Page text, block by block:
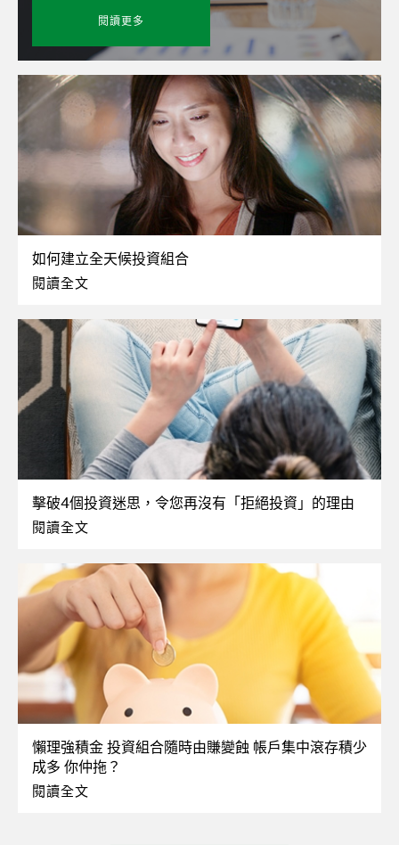
閱讀更多
如何建立全天候投資組合
閱讀全文
擊破4個投資迷思，令您再沒有「拒絕投資」的理由
閱讀全文
懶理強積金 投資組合隨時由賺變蝕 帳戶集中滾存積少
成多 你仲拖？
閱讀全文